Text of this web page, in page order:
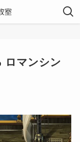
ロマンシン